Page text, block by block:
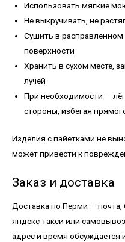
Использовать мягкие
Не выкручивать, не
Сушить в расправленном
поверхности
Хранить в сухом месте,
лучей
При необходимости —
стороны, избегая
Изделия с пайетками не
может привести к
Заказ и доставка
Доставка по Перми —
яндекс-такси или
адрес и время обсуждается